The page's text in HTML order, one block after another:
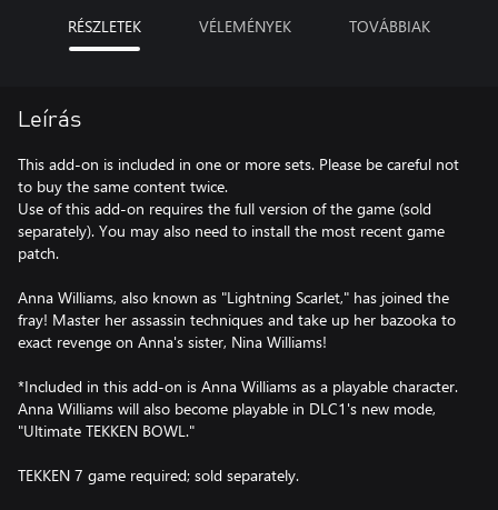
RÉSZLETEK VÉLEMÉNYEK TOVÁBBIAK
Leírás
This add-on is included in one or more sets. Please be careful not
to buy the same content twice.
Use of this add-on requires the full version of the game (sold
separately). You may also need to install the most recent game
patch.
Anna Williams, also known as "Lightning Scarlet," has joined the
fray! Master her assassin techniques and take up her bazooka to
exact revenge on Anna's sister, Nina Williams!
*Included in this add-on is Anna Williams as a playable character.
Anna Williams will also become playable in DLC1's new mode,
"Ultimate TEKKEN BOWL."
TEKKEN 7 game required; sold separately.